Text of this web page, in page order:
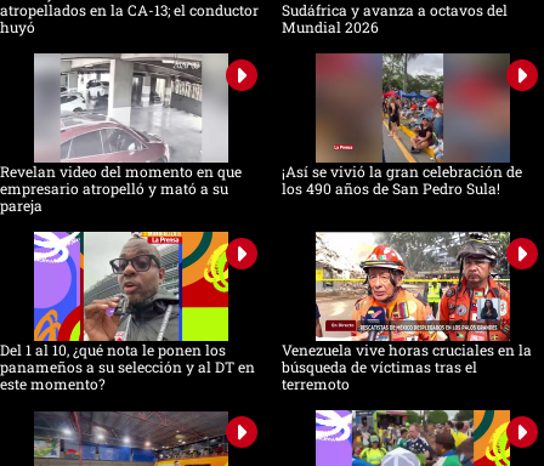
atropellados en la CA-13; el conductor
huyó
Sudáfrica y avanza a octavos del
Mundial 2026
Revelan video del momento en que
empresario atropelló y mató a su
pareja
¡Así se vivió la gran celebración de
los 490 años de San Pedro Sula!
Del 1 al 10, ¿qué nota le ponen los
panameños a su selección y al DT en
este momento?
Venezuela vive horas cruciales en la
búsqueda de víctimas tras el
terremoto